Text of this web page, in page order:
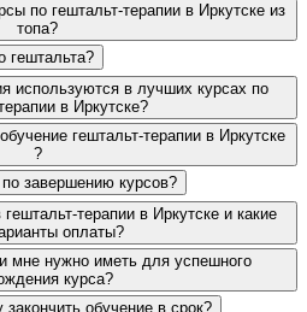
терапии в Иркутске из
топа?
гештальта?
используются в лучших курсах по
гештальт-терапии в Иркутске?
гештальт-терапии в Иркутске
?
завершению курсов?
в Иркутске и какие
оплаты?
мне нужно иметь для успешного
курса?
обучение в срок?